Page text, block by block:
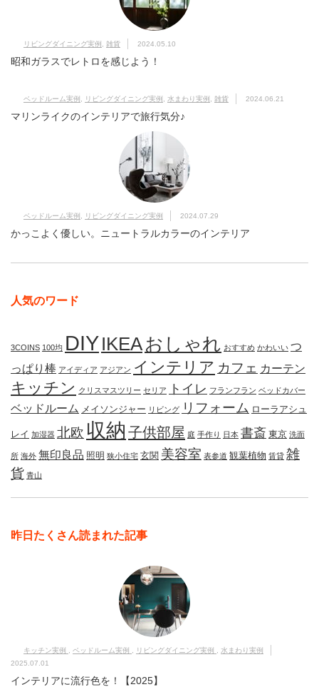
リビングダイニング実例 雑貨 2024.05.10
昭和ガラスでレトロを感じよう！
ベッドルーム実例 リビングダイニング実例 水まわり実例 雑貨 2024.06.21
マリンライクのインテリアで旅行気分♪
ベッドルーム実例 リビングダイニング実例 2024.07.29
かっこよく優しい。ニュートラルカラーのインテリア
人気のワード
3COINS 100均 DIYIKEAおしゃれ おすすめ かわいい つ
っぱり棒 アイディア アジアン インテリア カフェ カーテン
キッチン クリスマスツリー セリア トイレ フランフラン ベッドカバー
ベッドルーム メイソンジャー リビング リフォーム ローラアシュ
レイ 加湿器 北欧 収納 子供部屋 庭 手作り 日本 書斎 東京 洗面
所 海外 無印良品 照明 狭小住宅 玄関 美容室 表参道 観葉植物 賃貸 雑
貨 青山
昨日たくさん読まれた記事
キッチン実例 ベッドルーム実例 リビングダイニング実例
水まわり実例
2025.07.01
インテリアに流行色を！【2025】